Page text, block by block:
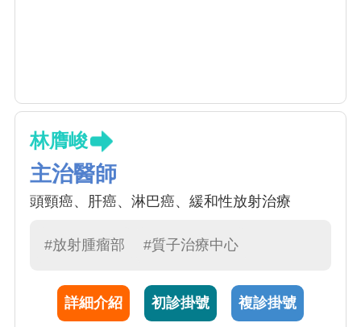
林膺峻
主治醫師
頭頸癌、肝癌、淋巴癌、緩和性放射治療
#放射腫瘤部 #質子治療中心
詳細介紹 初診掛號 複診掛號